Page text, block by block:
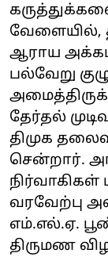
வேளையில்,
ஆராய
பல்வேறு
தேர்தல்
திமுக
சென்றார்.
வரவேற்பு
எம்.எல்.ஏ.
திருமண